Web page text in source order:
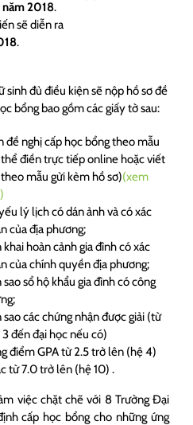
năm 2018.
sẽ diễn ra
.
sinh đủ điều kiện sẽ nộp hồ sơ đề
bổng bao gồm các giấy tờ sau:
đề nghị cấp học bổng theo mẫu
điền trực tiếp online hoặc viết
mẫu gửi kèm hồ sơ)(xem
lý lịch có dán ảnh và có xác
của địa phương;
khai hoàn cảnh gia đình có xác
của chính quyền địa phương;
sao sổ hộ khẩu gia đình có công
sao các chứng nhận được giải (từ
3 đến đại học nếu có)
điểm GPA từ 2.5 trở lên (hệ 4)
từ 7.0 trở lên (hệ 10) .
việc chặt chẽ với 8 Trường Đại
cấp học bổng cho những ứng